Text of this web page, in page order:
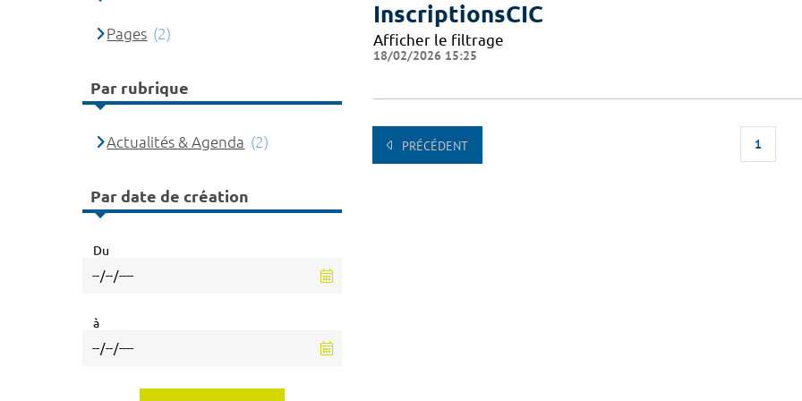
InscriptionsCIC
Afficher le filtrage
18/02/2026 15:25
PRÉCÉDENT 1
Pages (2)
Par rubrique
Actualités & Agenda (2)
Par date de création
Du
à